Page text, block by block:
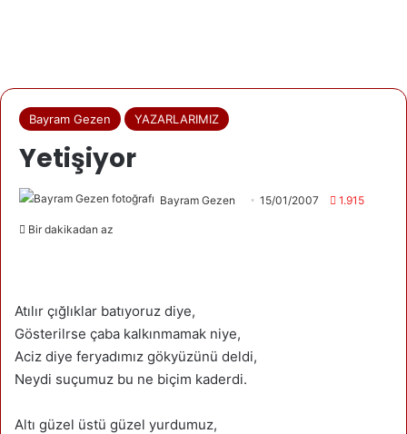
Bayram Gezen YAZARLARIMIZ
Yetişiyor
Bayram Gezen 15/01/2007 1.915
Bir dakikadan az
Atılır çığlıklar batıyoruz diye,
Gösterilrse çaba kalkınmamak niye,
Aciz diye feryadımız gökyüzünü deldi,
Neydi suçumuz bu ne biçim kaderdi.
Altı güzel üstü güzel yurdumuz,